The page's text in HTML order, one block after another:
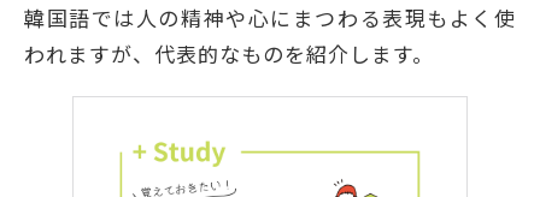
韓国語では人の精神や心にまつわる表現もよく使
われますが、代表的なものを紹介します。